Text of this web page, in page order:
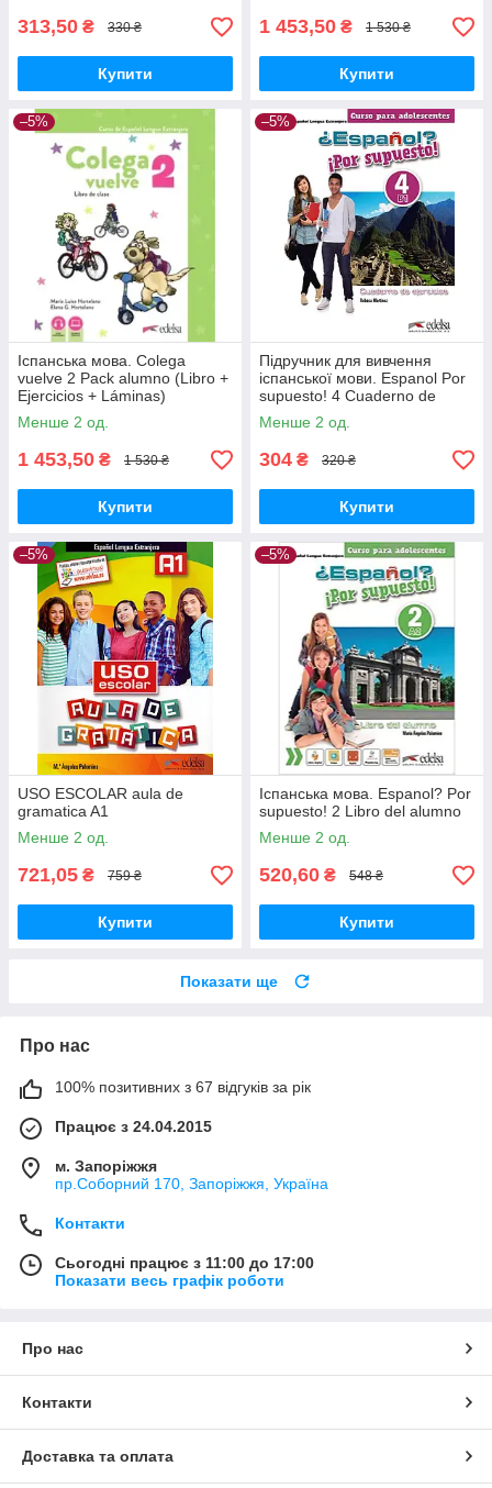
313,50 ₴ 330 ₴
Купити
1 453,50 ₴ 1 530 ₴
Купити
–5%
Іспанська мова. Colega
vuelve 2 Pack alumno (Libro +
Ejercicios + Láminas)
Менше 2 од.
1 453,50 ₴ 1 530 ₴
Купити
–5%
Підручник для вивчення
іспанської мови. Espanol Por
supuesto! 4 Cuaderno de
ejercicios
Менше 2 од.
304 ₴ 320 ₴
Купити
–5%
USO ESCOLAR aula de
gramatica A1
Менше 2 од.
721,05 ₴ 759 ₴
Купити
–5%
Іспанська мова. Espanol? Por
supuesto! 2 Libro del alumno
Менше 2 од.
520,60 ₴ 548 ₴
Купити
Показати ще
Про нас
100% позитивних з 67 відгуків за рік
Працює з 24.04.2015
м. Запоріжжя
пр.Соборний 170, Запоріжжя, Україна
Контакти
Сьогодні працює з 11:00 до 17:00
Показати весь графік роботи
Про нас
Контакти
Доставка та оплата